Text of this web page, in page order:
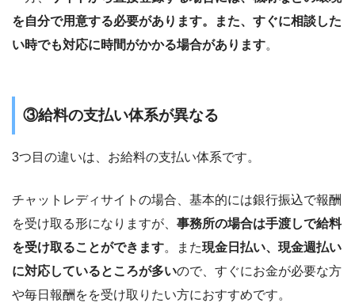
を自分で用意する必要があります。また、すぐに相談した
い時でも対応に時間がかかる場合があります。
③給料の支払い体系が異なる
3つ目の違いは、お給料の支払い体系です。
チャットレディサイトの場合、基本的には銀行振込で報酬
を受け取る形になりますが、 事務所の場合は手渡しで給料
を受け取ることができます。また現金日払い、現金週払い
に対応しているところが多いので、すぐにお金が必要な方
や毎日報酬をを受け取りたい方におすすめです。